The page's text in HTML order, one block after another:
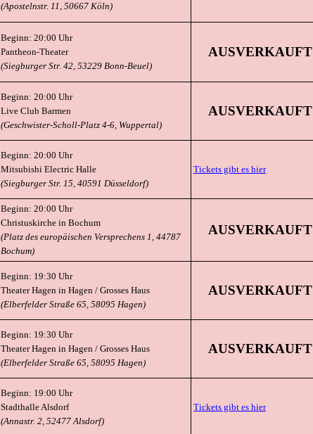
(Apostelnstr. 11, 50667 Köln)
Beginn: 20:00 Uhr
Pantheon-Theater
(Siegburger Str. 42, 53229 Bonn-Beuel)
AUSVERKAUFT
Beginn: 20:00 Uhr
Live Club Barmen
(Geschwister-Scholl-Platz 4-6, Wuppertal)
AUSVERKAUFT
Beginn: 20:00 Uhr
Mitsubishi Electric Halle
(Siegburger Str. 15, 40591 Düsseldorf)
Tickets gibt es hier
Beginn: 20:00 Uhr
Christuskirche in Bochum
(Platz des europäischen Versprechens 1, 44787
Bochum)
AUSVERKAUFT
Beginn: 19:30 Uhr
Theater Hagen in Hagen / Grosses Haus
(Elberfelder Straße 65, 58095 Hagen)
AUSVERKAUFT
Beginn: 19:30 Uhr
Theater Hagen in Hagen / Grosses Haus
(Elberfelder Straße 65, 58095 Hagen)
AUSVERKAUFT
Beginn: 19:00 Uhr
Stadthalle Alsdorf
(Annastr. 2, 52477 Alsdorf)
Tickets gibt es hier